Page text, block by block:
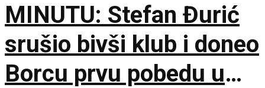
MINUTU: Stefan Đurić
srušio bivši klub i doneo
Borcu prvu pobedu u